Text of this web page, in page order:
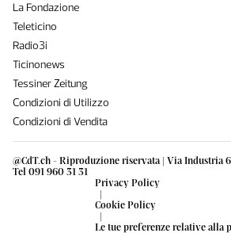
@CdT.ch - Riproduzione riservata | Via Industria
Tel 091 960 31 31
Privacy Policy
|
Cookie Policy
|
Le tue preferenze relative alla
La Fondazione
Teleticino
Radio3i
Ticinonews
Tessiner Zeitung
Condizioni di Utilizzo
Condizioni di Vendita